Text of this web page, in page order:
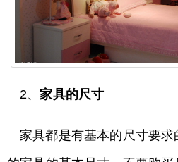
2、家具的尺寸
家具都是有基本的尺寸要